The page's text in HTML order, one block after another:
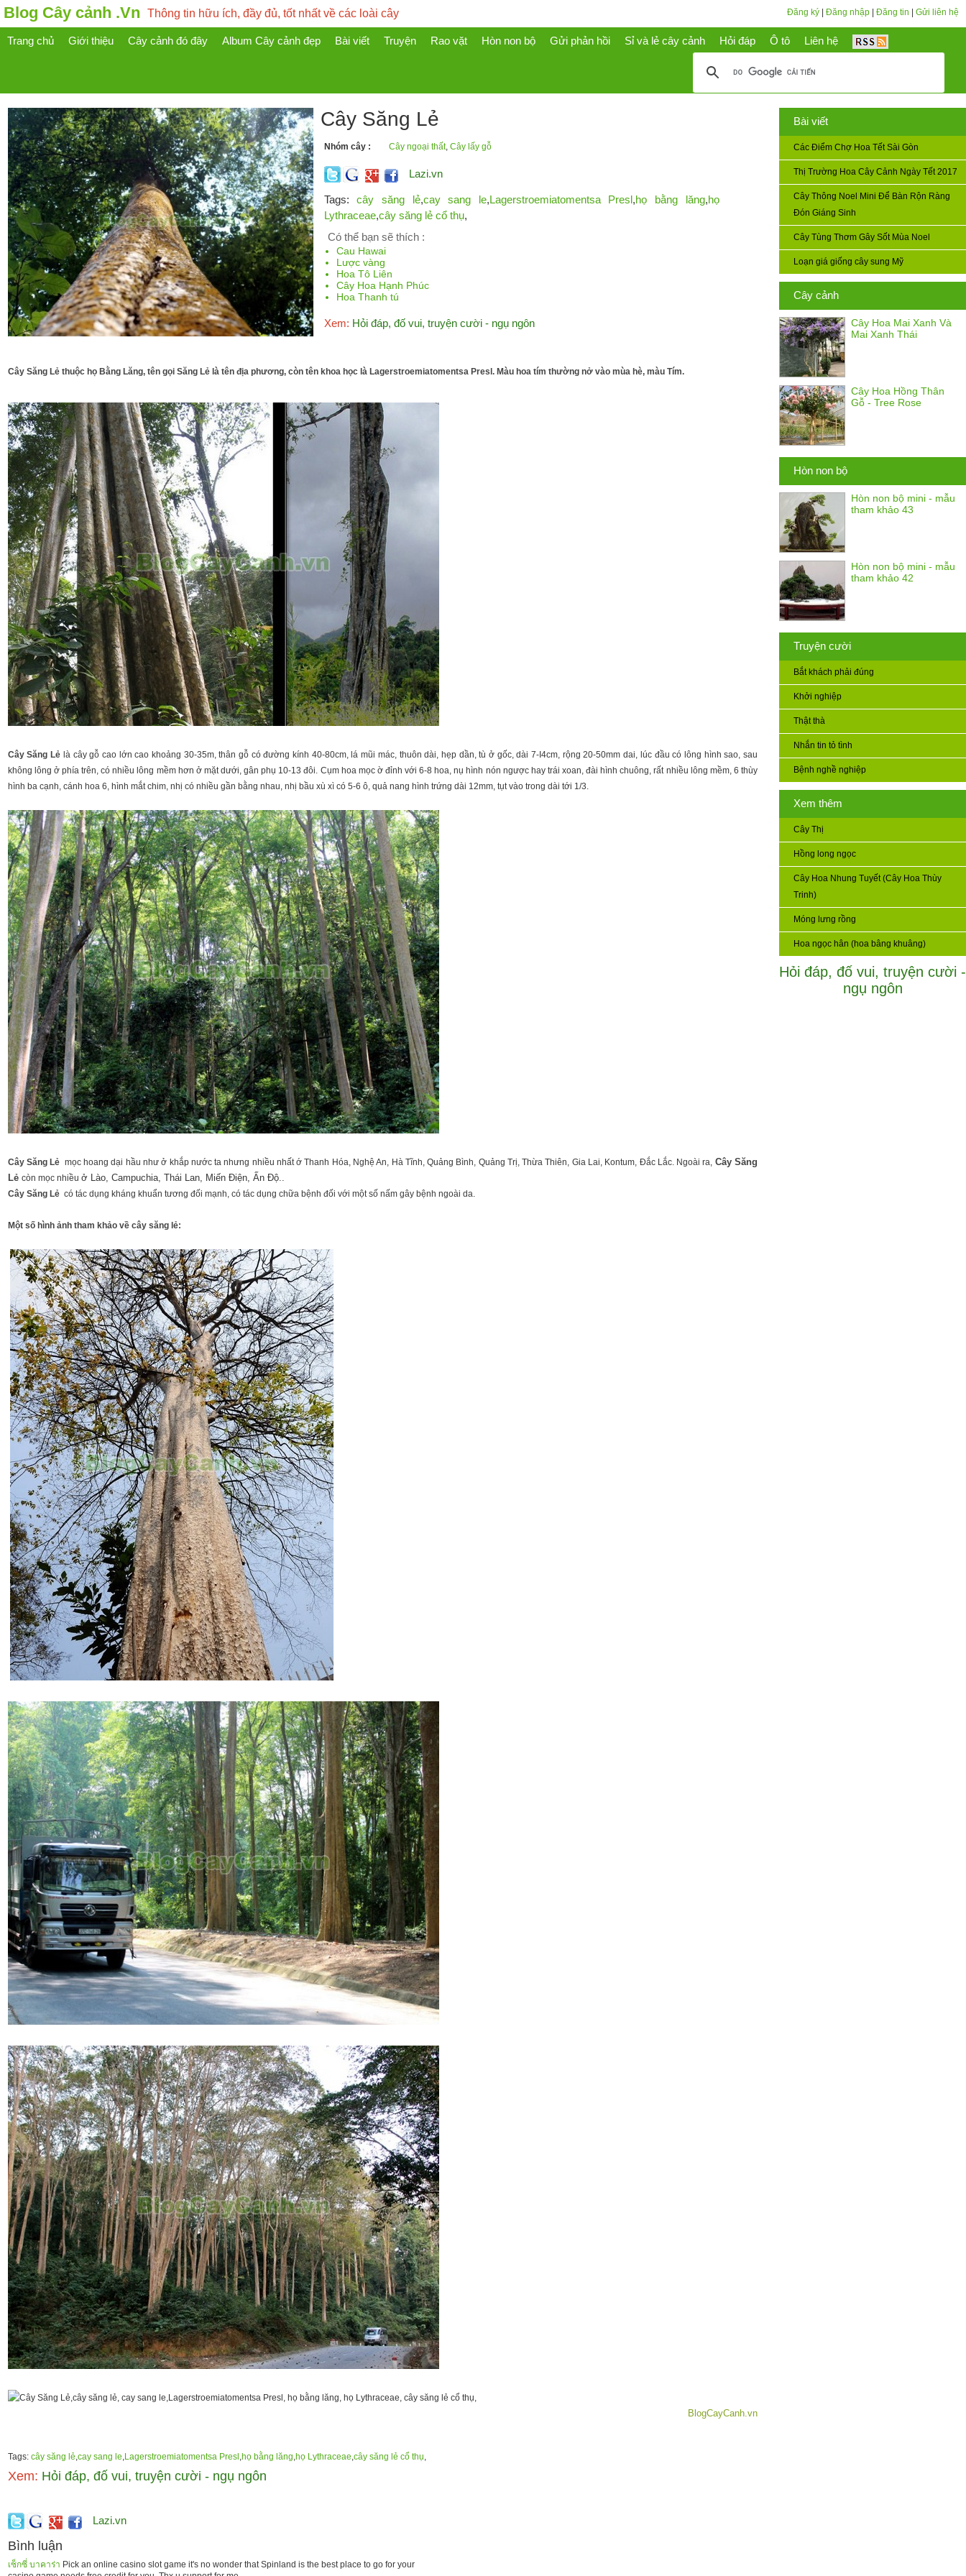
Blog Cây cảnh .Vn Thông tin hữu ích, đầy đủ, tốt nhất về các loài cây Đăng ký Đăng nhập Đăng tin Gửi liên hệ
Trang chủ Giới thiệu Cây cảnh đó đây Album Cây cảnh đẹp Bài viết Truyện Rao vặt Hòn non bộ Gửi phản hồi Sỉ và lẻ cây cảnh Hỏi đáp Ô tô Liên hệ
Bài viết
Các Điểm Chợ Hoa Tết Sài Gòn
Thị Trường Hoa Cây Cảnh Ngày Tết 2017
Cây Thông Noel Mini Để Bàn Rộn Ràng
Đón Giáng Sinh
Cây Tùng Thơm Gây Sốt Mùa Noel
Loạn giá giống cây sung Mỹ
Cây cảnh
Cây Hoa Mai Xanh Và
Mai Xanh Thái
Cây Hoa Hồng Thân
Gỗ - Tree Rose
Hòn non bộ
Hòn non bộ mini - mẫu
tham khảo 43
Hòn non bộ mini - mẫu
tham khảo 42
Truyện cười
Bắt khách phải đúng
Khởi nghiệp
Thật thà
Nhắn tin tỏ tình
Bệnh nghề nghiệp
Xem thêm
Cây Thị
Hồng long ngọc
Cây Hoa Nhung Tuyết (Cây Hoa Thùy
Trinh)
Móng lưng rồng
Hoa ngọc hân (hoa bâng khuâng)
Hỏi đáp, đố vui, truyện cười -
ngụ ngôn
Cây Săng Lẻ
Nhóm cây : Cây ngoại thất, Cây lấy gỗ
Lazi.vn
Tags:cây săng lẻ,cay sang le,Lagerstroemiatomentsa Presl,họ bằng lăng,họ
Lythraceae,cây săng lẻ cổ thụ,
Có thể bạn sẽ thích :
Cau Hawai
Lược vàng
Hoa Tô Liên
Cây Hoa Hạnh Phúc
Hoa Thanh tú
Xem: Hỏi đáp, đố vui, truyện cười - ngụ ngôn
​Cây Săng Lẻ thuộc họ Bằng Lăng, tên gọi Săng Lẻ là tên địa phương, còn tên khoa học là Lagerstroemiatomentsa Presl. Màu hoa tím thường nở vào mùa hè, màu Tím.
Cây Săng Lẻ là cây gỗ cao lớn cao khoảng 30-35m, thân gỗ có đường kính 40-80cm, lá mũi mác, thuôn dài, hẹp dần, tù ở gốc, dài 7-I4cm, rộng 20-50mm dai, lúc đầu có lông hình sao, sau
không lông ở phía trên, có nhiều lông mềm hơn ở mặt dưới, gân phụ 10-13 đôi. Cụm hoa mọc ờ đỉnh với 6-8 hoa, nụ hình nón ngược hay trái xoan, đài hình chuông, rất nhiều lông mềm, 6 thùy
hình ba cạnh, cánh hoa 6, hình mắt chim, nhị có nhiều gần bằng nhau, nhị bầu xù xì có 5-6 ô, quả nang hình trứng dài 12mm, tụt vào trong dài tới 1/3.
Cây Săng Lẻ mọc hoang dại hầu như ở khắp nước ta nhưng nhiều nhất ớ Thanh Hóa, Nghệ An, Hà Tĩnh, Quảng Bình, Quảng Trị, Thừa Thiên, Gia Lai, Kontum, Đắc Lắc. Ngoài ra, Cây Săng
Lẻ còn mọc nhiều ở Lào, Campuchia, Thái Lan, Miến Điện, Ấn Độ..
Cây Săng Lẻ có tác dụng kháng khuẩn tương đối mạnh, có tác dụng chữa bệnh đối với một số nấm gây bệnh ngoài da.
Một số hình ảnh tham khảo về cây săng lẻ:
BlogCayCanh.vn
Tags: cây săng lẻ,cay sang le,Lagerstroemiatomentsa Presl ,họ bằng lăng,họ Lythraceae,cây săng lẻ cổ thụ,
Xem: Hỏi đáp, đố vui, truyện cười - ngụ ngôn
Lazi.vn
Bình luận
เซ็กซี่ บาคาร่า Pick an online casino slot game it's no wonder that Spinland is the best place to go for your